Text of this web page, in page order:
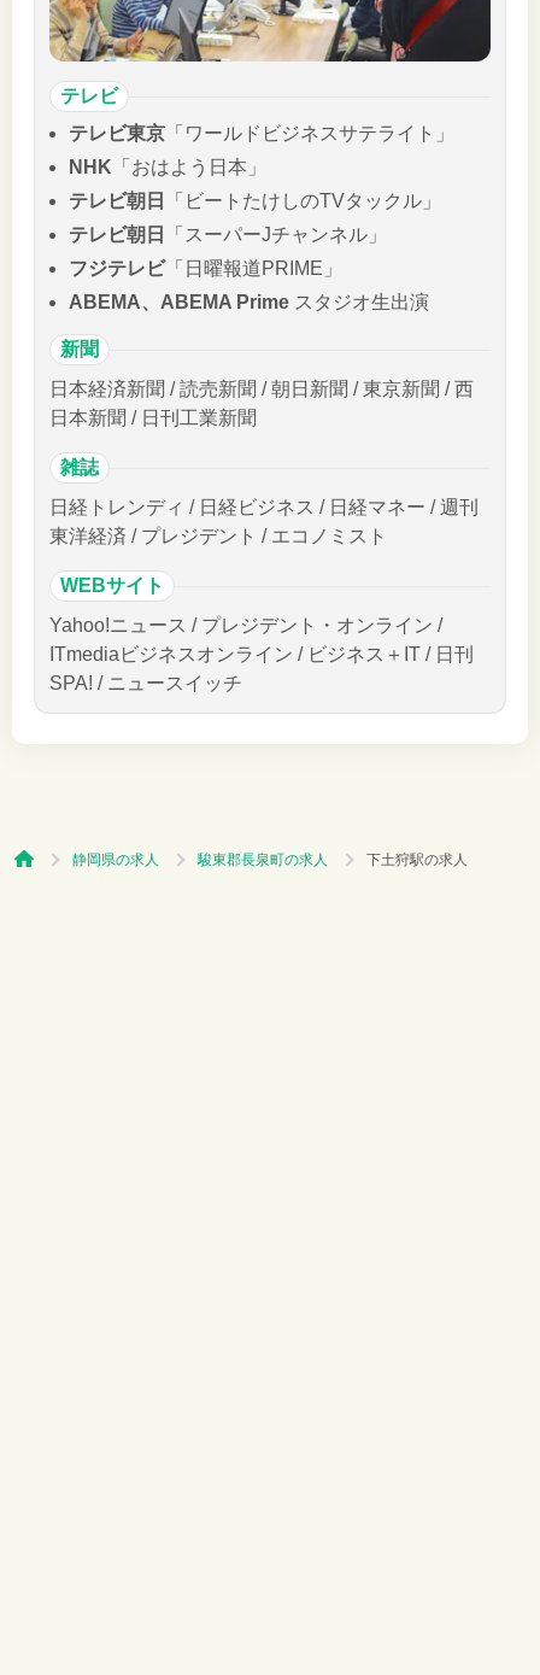
テレビ
テレビ東京 「ワールドビジネスサテライト」
NHK 「おはよう日本」
テレビ朝日
「ビートたけしのTVタックル」
テレビ朝日
「スーパーJチャンネル」
フジテレビ「日曜報道PRIME」
ABEMA、ABEMA Prime スタジオ生出演
新聞
日本経済新聞 / 読売新聞 / 朝日新聞 / 東京新聞 / 西
日本新聞 / 日刊工業新聞
雑誌
日経トレンディ / 日経ビジネス / 日経マネー / 週刊
東洋経済 / プレジデント / エコノミスト
WEBサイト
Yahoo!ニュース / プレジデント・オンライン /
ITmediaビジネスオンライン / ビジネス＋IT / 日刊
SPA! / ニュースイッチ
静岡県の求人 駿東郡長泉町の求人 下土狩駅の求人